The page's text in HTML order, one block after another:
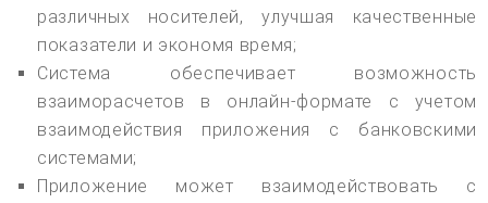
различных носителей, улучшая качественные
показатели и экономя время;
Система обеспечивает возможность
взаиморасчетов в онлайн-формате с учетом
взаимодействия приложения с банковскими
системами;
Приложение может взаимодействовать с